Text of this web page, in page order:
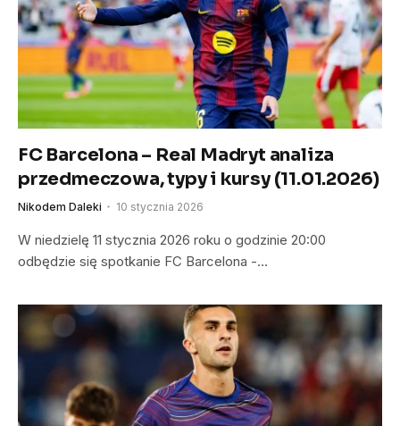
FC Barcelona – Real Madryt analiza
przedmeczowa, typy i kursy (11.01.2026)
Nikodem Daleki 10 stycznia 2026
W niedzielę 11 stycznia 2026 roku o godzinie 20:00
odbędzie się spotkanie FC Barcelona -…